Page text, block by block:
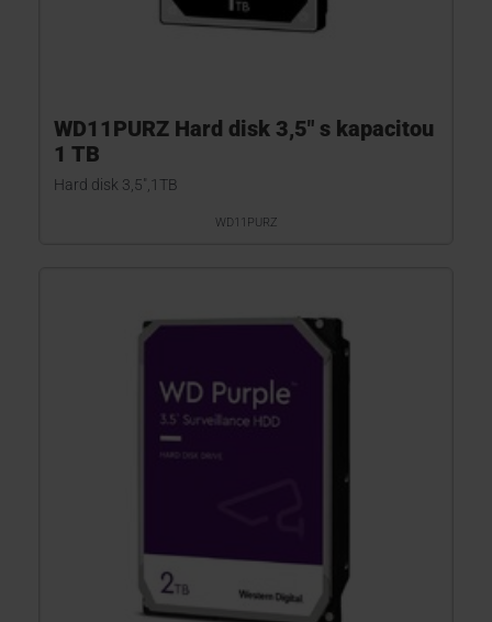
WD11PURZ Hard disk 3,5" s kapacitou
1 TB
Hard disk 3,5",1TB
WD11PURZ